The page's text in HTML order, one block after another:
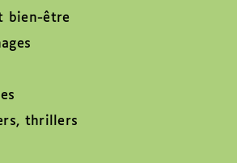
bien-être
thrillers